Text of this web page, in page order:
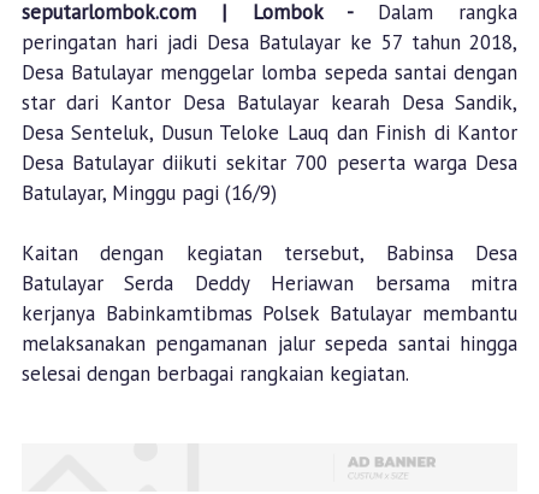
seputarlombok.com | Lombok - Dalam rangka
peringatan hari jadi Desa Batulayar ke 57 tahun 2018,
Desa Batulayar menggelar lomba sepeda santai dengan
star dari Kantor Desa Batulayar kearah Desa Sandik,
Desa Senteluk, Dusun Teloke Lauq dan Finish di Kantor
Desa Batulayar diikuti sekitar 700 peserta warga Desa
Batulayar, Minggu pagi (16/9)
Kaitan dengan kegiatan tersebut, Babinsa Desa
Batulayar Serda Deddy Heriawan bersama mitra
kerjanya Babinkamtibmas Polsek Batulayar membantu
melaksanakan pengamanan jalur sepeda santai hingga
selesai dengan berbagai rangkaian kegiatan.